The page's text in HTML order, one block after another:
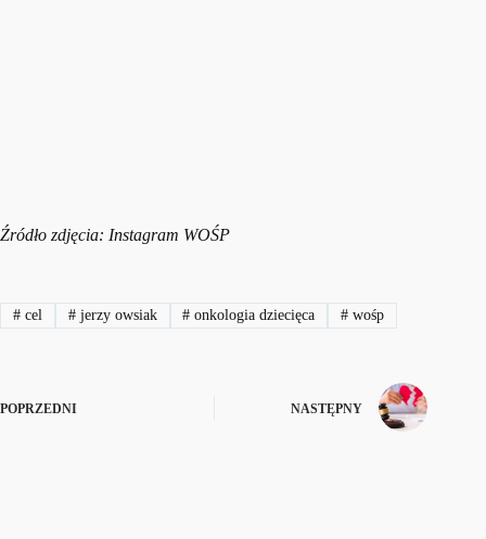
Źródło zdjęcia: Instagram WOŚP
#cel #jerzy owsiak # onkologia dziecięca # wośp
POPRZEDNI NASTĘPNY